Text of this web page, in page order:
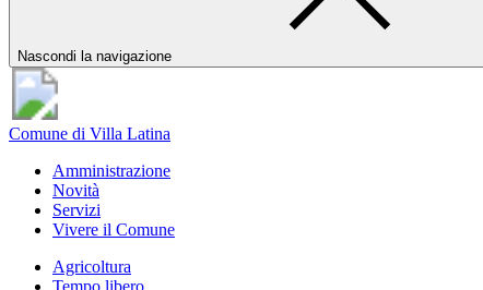
Nascondi la navigazione
Comune di Villa Latina
Amministrazione
Novità
Servizi
Vivere il Comune
Agricoltura
Tempo libero